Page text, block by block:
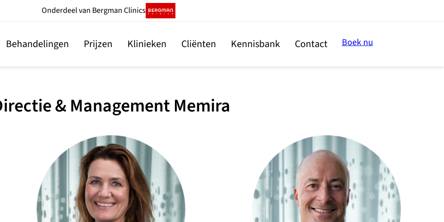
Onderdeelvan Bergman Clinics
Behandelingen Prijzen Klinieken Cliënten Kennisbank Contact Boek nu
& Management Memira